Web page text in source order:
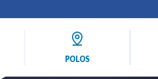
POLOS